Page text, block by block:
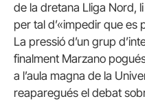
de la dretana Lliga Nord,
per tal d’«impedir que es
La pressió d’un grup
finalment Marzano
a l’aula magna de la
reaparegués el debat